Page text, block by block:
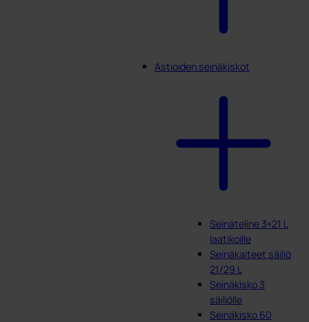
Astioiden seinäkiskot
Seinäteline 3×21 L
laatikoille
Seinäkaiteet säiliö
21/29 L
Seinäkisko 3
säiliölle
Seinäkisko 60